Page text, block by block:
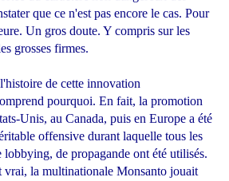
que ce n'est pas encore le cas. Pour
Un gros doute. Y compris sur les
grosses firmes.
de cette innovation
pourquoi. En fait, la promotion
Unis, au Canada, puis en Europe a été
offensive durant laquelle tous les
lobbying, de propagande ont été utilisés.
vrai, la multinationale Monsanto jouait